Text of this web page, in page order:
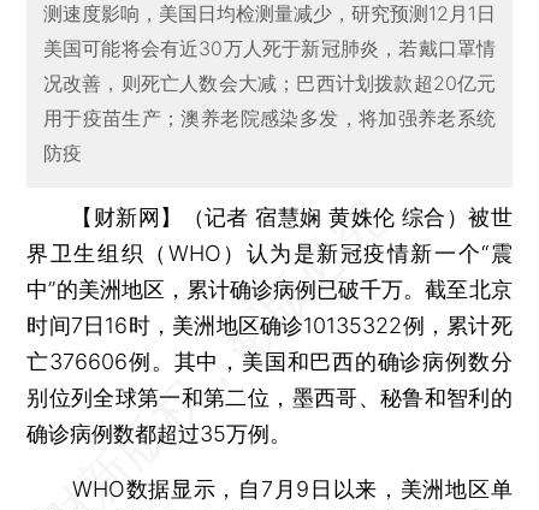
测速度影响，美国日均检测量减少，研究预测12月1日
美国可能将会有近30万人死于新冠肺炎，若戴口罩情
况改善，则死亡人数会大减；巴西计划拨款超20亿元
用于疫苗生产；澳养老院感染多发，将加强养老系统
防疫
【财新网】（记者 宿慧娴 黄姝伦 综合）被世
界卫生组织（WHO）认为是新冠疫情新一个“震
中”的美洲地区，累计确诊病例已破千万。截至北京
时间7日16时，美洲地区确诊10135322例，累计死
亡376606例。其中，美国和巴西的确诊病例数分
别位列全球第一和第二位，墨西哥、秘鲁和智利的
确诊病例数都超过35万例。
WHO数据显示，自7月9日以来，美洲地区单